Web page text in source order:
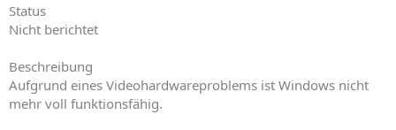
Status
Nicht berichtet
Beschreibung
Aufgrund eines Videohardwareproblems ist Windows nicht
mehr voll funktionsfähig.